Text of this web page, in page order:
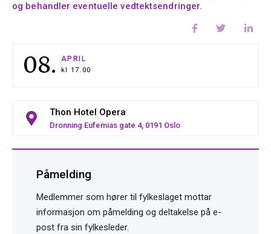
og behandler eventuelle vedtektsendringer.
08. APRIL
kl 17.00
Thon Hotel Opera
Dronning Eufemias gate 4, 0191 Oslo
Påmelding
Medlemmer som hører til fylkeslaget mottar
informasjon om påmelding og deltakelse på e-
post fra sin fylkesleder.